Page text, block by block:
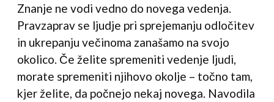
Znanje ne vodi vedno do novega vedenja.
Pravzaprav se ljudje pri sprejemanju odločitev
in ukrepanju večinoma zanašamo na svojo
okolico. Če želite spremeniti vedenje ljudi,
morate spremeniti njihovo okolje – točno tam,
kjer želite, da počnejo nekaj novega. Navodila